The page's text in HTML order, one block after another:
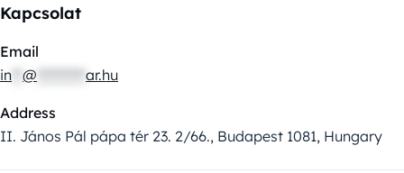
Kapcsolat
Email
in @ ar.hu
Address
II. János Pál pápa tér 23. 2/66., Budapest 1081, Hungary